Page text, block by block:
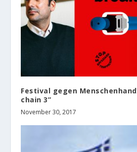
Festival gegen
chain 3”
November 30, 2017